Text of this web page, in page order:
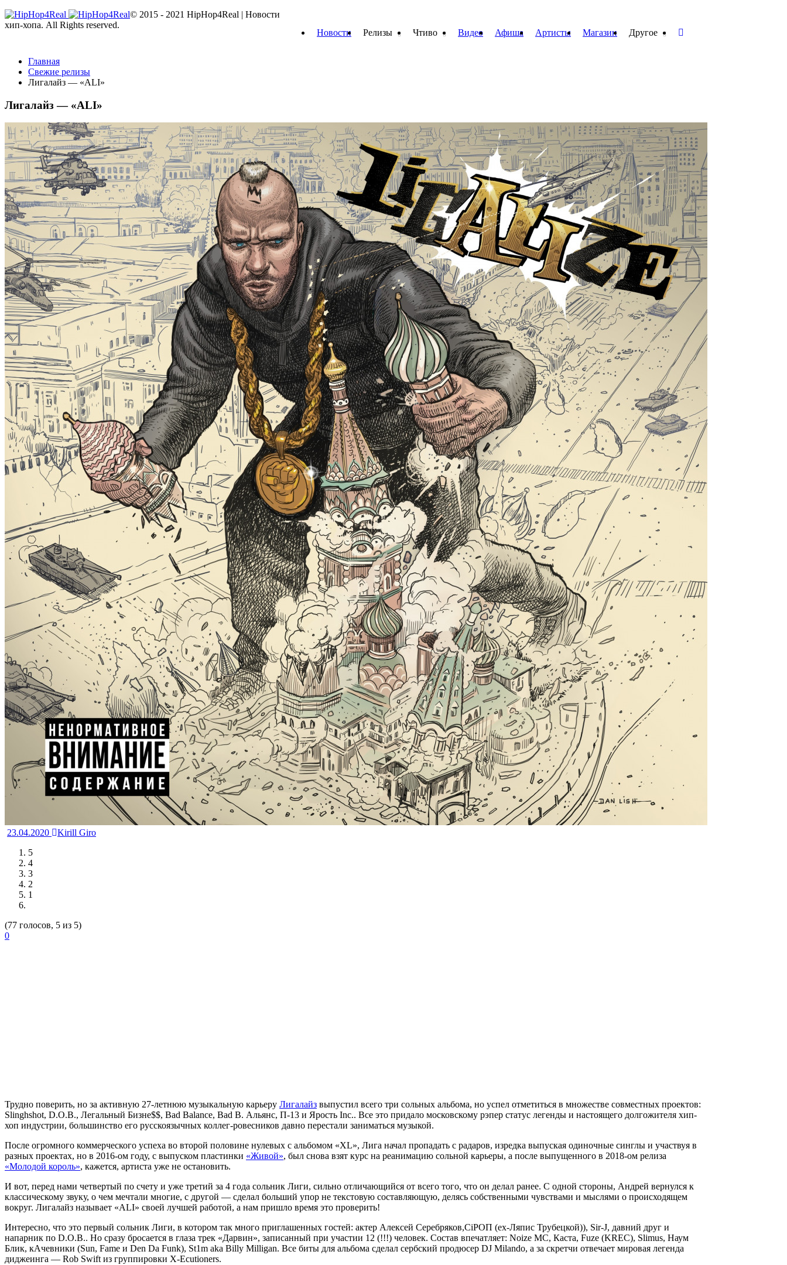
Новости Релизы Чтиво Видео Афиша Артисты Магазин Другое
Главная
Свежие релизы
Лигалайз — «ALI»
Лигалайз — «ALI»
23.04.2020
Kirill Giro
5
4
3
2
1
(77 голосов, 5 из 5)
0
Трудно поверить, но за активную 27-летнюю музыкальную карьеру Лигалайз выпустил всего три сольных альбома, но успел отметиться в множестве совместных проектов:
Slinghshot, D.O.B., Легальный Бизне$$, Bad Balance, Bad B. Альянс, П-13 и Ярость Inc.. Все это придало московскому рэпер статус легенды и настоящего долгожителя хип-
хоп индустрии, большинство его русскоязычных коллег-ровесников давно перестали заниматься музыкой.
После огромного коммерческого успеха во второй половине нулевых с альбомом «XL», Лига начал пропадать с радаров, изредка выпуская одиночные синглы и участвуя в
разных проектах, но в 2016-ом году, с выпуском пластинки «Живой», был снова взят курс на реанимацию сольной карьеры, а после выпущенного в 2018-ом релиза
«Молодой король», кажется, артиста уже не остановить.
И вот, перед нами четвертый по счету и уже третий за 4 года сольник Лиги, сильно отличающийся от всего того, что он делал ранее. С одной стороны, Андрей вернулся к
классическому звуку, о чем мечтали многие, с другой — сделал больший упор не текстовую составляющую, делясь собственными чувствами и мыслями о происходящем
вокруг. Лигалайз называет «ALI» своей лучшей работой, а нам пришло время это проверить!
Интересно, что это первый сольник Лиги, в котором так много приглашенных гостей: актер Алексей Серебряков,CiРОП (ex-Ляпис Трубецкой)), Sir-J, давний друг и
напарник по D.O.B.. Но сразу бросается в глаза трек «Дарвин», записанный при участии 12 (!!!) человек. Состав впечатляет: Noize MC, Каста, Fuze (KREC), Slimus, Наум
Блик, кАчевники (Sun, Fame и Den Da Funk), St1m aka Billy Milligan. Все биты для альбома сделал сербский продюсер DJ Milando, а за скретчи отвечает мировая легенда
диджеинга — Rob Swift из группировки X-Ecutioners.
© 2015 - 2021 HipHop4Real | Новости
хип-хопа. All Rights reserved.